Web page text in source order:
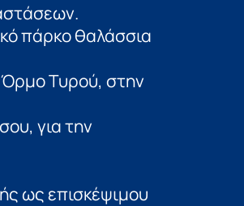
πάρκο θαλάσσια
Όρμο Τυρού, στην
για την
ως επισκέψιμου